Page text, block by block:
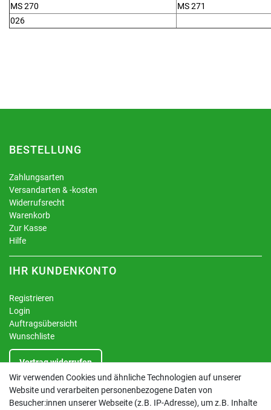
MS 270
MS 271
026
BESTELLUNG
Zahlungsarten
Versandarten & -kosten
Widerrufsrecht
Warenkorb
Zur Kasse
Hilfe
IHR KUNDENKONTO
Registrieren
Login
Auftragsübersicht
Wunschliste
Vertrag widerrufen
INFORMATIONEN
Wir verwenden Cookies und ähnliche Technologien auf unserer
Website und verarbeiten personenbezogene Daten von
Besucher:innen unserer Webseite (z.B. IP-Adresse), um z.B. Inhalte